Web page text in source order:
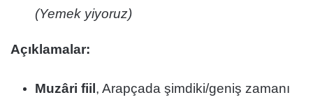
(Yemek yiyoruz)
Açıklamalar:
Muzâri fiil , Arapçada şimdiki/geniş zamanı